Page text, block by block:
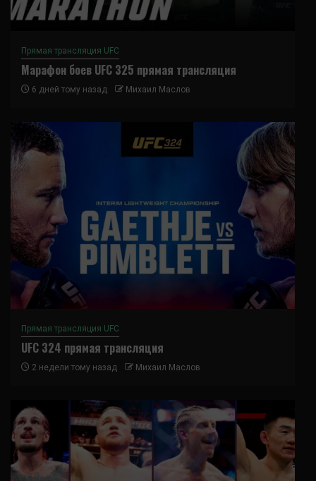
Прямая трансляция UFC
Марафон боев UFC 325 прямая трансляция
6 дней тому назад Михаил Маслов
Прямая трансляция UFC
UFC 324 прямая трансляция
2 недели тому назад Михаил Маслов